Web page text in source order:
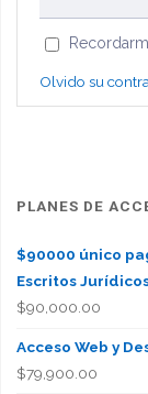
Olvido su
PLANES DE
$90000 único
Escritos
$90,000.00
Acceso Web y
$79,900.00